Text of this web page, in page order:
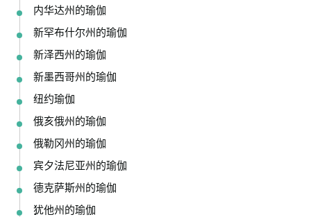
内华达州的瑜伽
新罕布什尔州的瑜伽
新泽西州的瑜伽
新墨西哥州的瑜伽
纽约瑜伽
俄亥俄州的瑜伽
俄勒冈州的瑜伽
宾夕法尼亚州的瑜伽
德克萨斯州的瑜伽
犹他州的瑜伽